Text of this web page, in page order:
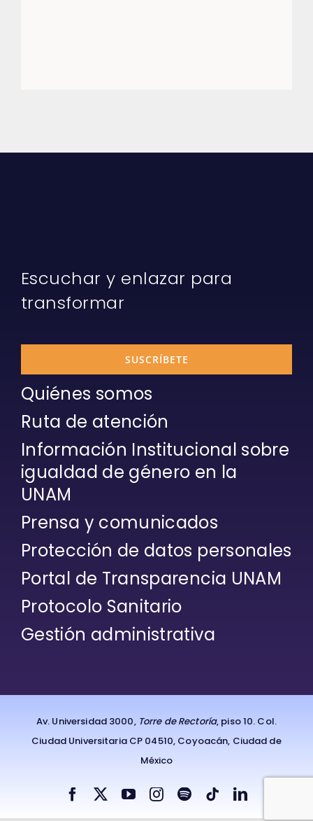
transformar
SUSCRÍBETE
Quiénes somos
Ruta de atención
Información Institucional sobre
igualdad de género en la
UNAM
Prensa y comunicados
Protección de datos personales
Portal de Transparencia UNAM
Protocolo Sanitario
Gestión administrativa
Ciudad Universitaria CP 04510, Coyoacán, Ciudad de
México